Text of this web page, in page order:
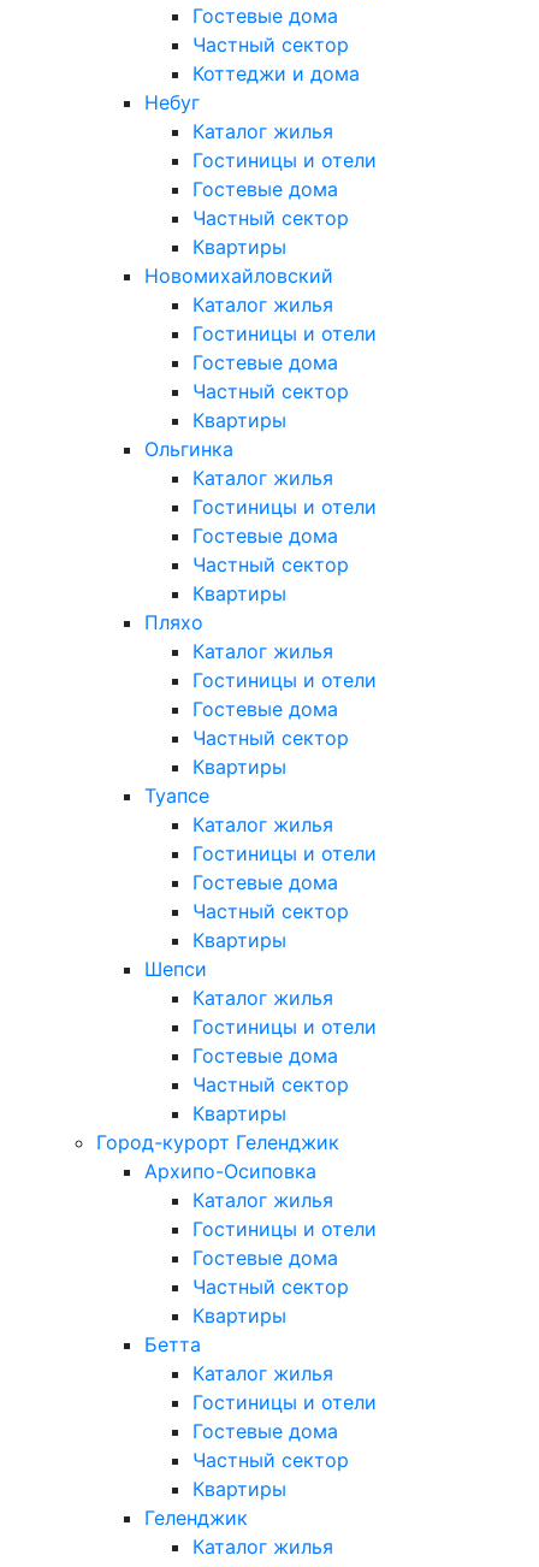
Гостевые дома
Частный сектор
Коттеджи и дома
Небуг
Каталог жилья
Гостиницы и отели
Гостевые дома
Частный сектор
Квартиры
Новомихайловский
Каталог жилья
Гостиницы и отели
Гостевые дома
Частный сектор
Квартиры
Ольгинка
Каталог жилья
Гостиницы и отели
Гостевые дома
Частный сектор
Квартиры
Пляхо
Каталог жилья
Гостиницы и отели
Гостевые дома
Частный сектор
Квартиры
Туапсе
Каталог жилья
Гостиницы и отели
Гостевые дома
Частный сектор
Квартиры
Шепси
Каталог жилья
Гостиницы и отели
Гостевые дома
Частный сектор
Квартиры
Город-курорт Геленджик
Архипо-Осиповка
Каталог жилья
Гостиницы и отели
Гостевые дома
Частный сектор
Квартиры
Бетта
Каталог жилья
Гостиницы и отели
Гостевые дома
Частный сектор
Квартиры
Геленджик
Каталог жилья